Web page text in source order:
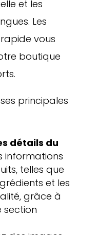
et les
Les
vous
boutique
principales
détails du
informations
telles que
et les
grâce à
section